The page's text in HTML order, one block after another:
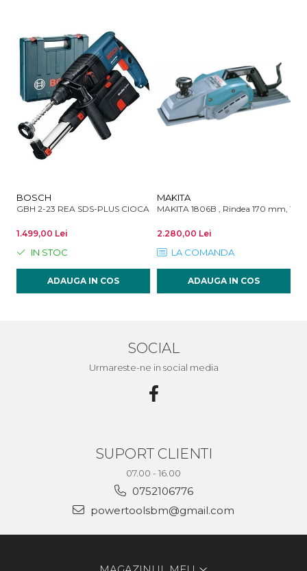
BOSCH
GBH 2-23 REA SDS-PLUS CIOCAN ROTOPERCUTOR 2.3J 710W
1.499,00 Lei
IN STOC
ADAUGA IN COS
MAKITA
MAKITA 1806B , Rindea 170 mm,
2.280,00 Lei
LA COMANDA
ADAUGA IN COS
SOCIAL
Urmareste-ne in social media
SUPORT CLIENTI
07.00 - 16.00
0752106776
powertoolsbm@gmail.com